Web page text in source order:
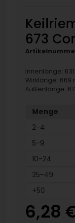
673
Innenlänge:
Wirklänge: 669
Außenlänge:
Menge
2-4
5-9
10-24
25-49
+50
6,28